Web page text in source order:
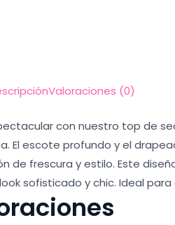
Valoraciones (0)
con nuestro top de
El escote profundo y el
de frescura y estilo. Este
sofisticado y chic. Ideal